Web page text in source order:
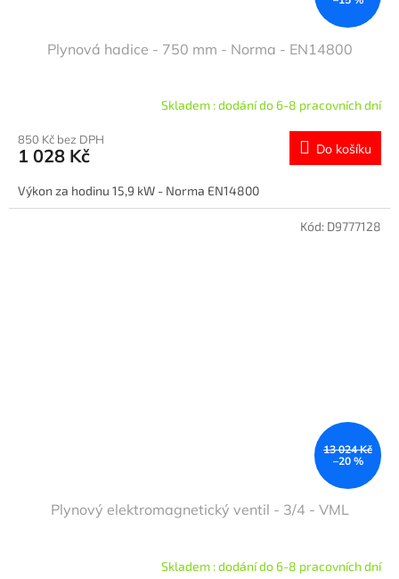
Plynová hadice - 750 mm - Norma - EN14800
Skladem : dodání do 6-8 pracovních dní
850 Kč bez DPH
1 028 Kč Do košíku
Výkon za hodinu 15,9 kW - Norma EN14800
13 024 Kč
–20 %
Plynový elektromagnetický ventil - 3/4 - VML
Skladem : dodání do 6-8 pracovních dní
Kód: D9777128